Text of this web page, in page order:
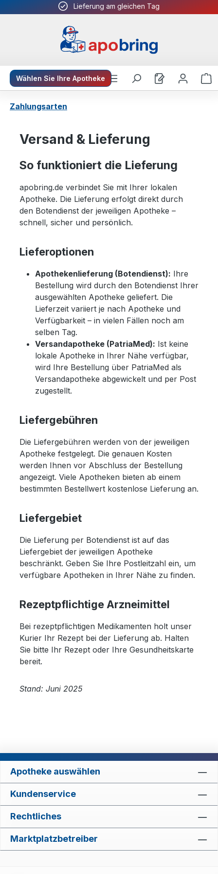
Zum Hauptinhalt springen
Lieferung am gleichen Tag
Wählen Sie Ihre Apotheke
Zahlungsarten
Versand & Lieferung
So funktioniert die Lieferung
apobring.de verbindet Sie mit Ihrer lokalen
Apotheke. Die Lieferung erfolgt direkt durch
den Botendienst der jeweiligen Apotheke –
schnell, sicher und persönlich.
Lieferoptionen
Apothekenlieferung (Botendienst): Ihre
Bestellung wird durch den Botendienst Ihrer
ausgewählten Apotheke geliefert. Die
Lieferzeit variiert je nach Apotheke und
Verfügbarkeit – in vielen Fällen noch am
selben Tag.
Versandapotheke (PatriaMed): Ist keine
lokale Apotheke in Ihrer Nähe verfügbar,
wird Ihre Bestellung über PatriaMed als
Versandapotheke abgewickelt und per Post
zugestellt.
Liefergebühren
Die Liefergebühren werden von der jeweiligen
Apotheke festgelegt. Die genauen Kosten
werden Ihnen vor Abschluss der Bestellung
angezeigt. Viele Apotheken bieten ab einem
bestimmten Bestellwert kostenlose Lieferung an.
Liefergebiet
Die Lieferung per Botendienst ist auf das
Liefergebiet der jeweiligen Apotheke
beschränkt. Geben Sie Ihre Postleitzahl ein, um
verfügbare Apotheken in Ihrer Nähe zu finden.
Rezeptpflichtige Arzneimittel
Bei rezeptpflichtigen Medikamenten holt unser
Kurier Ihr Rezept bei der Lieferung ab. Halten
Sie bitte Ihr Rezept oder Ihre Gesundheitskarte
bereit.
Stand: Juni 2025
Apotheke auswählen
Kundenservice
Rechtliches
Marktplatzbetreiber